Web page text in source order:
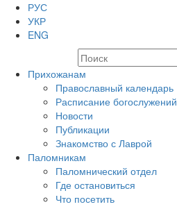
РУС
УКР
ENG
Прихожанам
Православный календарь
Расписание богослужений
Новости
Публикации
Знакомство с Лаврой
Паломникам
Паломнический отдел
Где остановиться
Что посетить